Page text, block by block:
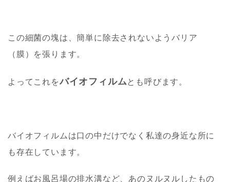
この細菌の塊は、簡単に除去されないようバリア
（膜）を張ります。
よってこれをバイオフィルムとも呼びます。
バイオフィルムは口の中だけでなく私達の身近な所に
も存在しています。
例えばお風呂場の排水溝など、あのヌルヌルしたもの